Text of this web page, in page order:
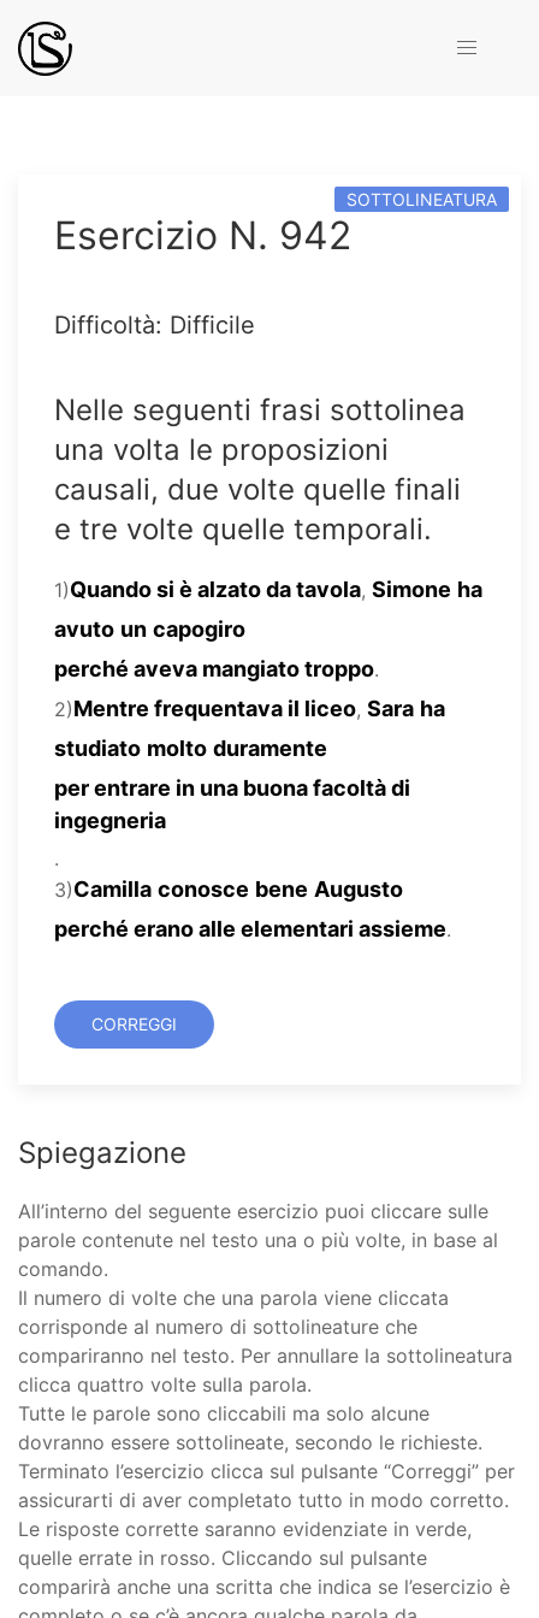
Spiegazione
All’interno del seguente esercizio puoi cliccare sulle
parole contenute nel testo una o più volte, in base al
comando.
Il numero di volte che una parola viene cliccata
corrisponde al numero di sottolineature che
compariranno nel testo. Per annullare la sottolineatura
clicca quattro volte sulla parola.
Tutte le parole sono cliccabili ma solo alcune
dovranno essere sottolineate, secondo le richieste.
Terminato l’esercizio clicca sul pulsante “Correggi” per
assicurarti di aver completato tutto in modo corretto.
Le risposte corrette saranno evidenziate in verde,
quelle errate in rosso. Cliccando sul pulsante
comparirà anche una scritta che indica se l’esercizio è
Esercizio N. 942
SOTTOLINEATURA
Difficoltà: Difficile
Nelle seguenti frasi sottolinea
una volta le proposizioni
causali, due volte quelle finali
e tre volte quelle temporali.
1)Quando si è alzato da tavola, Simone ha
avuto un capogiro
perché aveva mangiato troppo.
2)Mentre frequentava il liceo, Sara ha
studiato molto duramente
per entrare in una buona facoltà di
ingegneria
.
3)Camilla conosce bene Augusto
perché erano alle elementari assieme.
CORREGGI